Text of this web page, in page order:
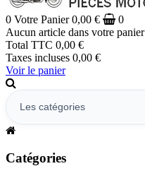
0 Votre Panier 0,00 €
0
Aucun article dans votre panier
Total TTC 0,00 €
Taxes incluses 0,00 €
Voir le panier
Catégories